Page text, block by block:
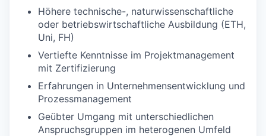
Höhere technische-, naturwissenschaftliche
oder betriebswirtschaftliche Ausbildung (ETH,
Uni, FH)
Vertiefte Kenntnisse im Projektmanagement
mit Zertifizierung
Erfahrungen in Unternehmensentwicklung und
Prozessmanagement
Geübter Umgang mit unterschiedlichen
Anspruchsgruppen im heterogenen Umfeld